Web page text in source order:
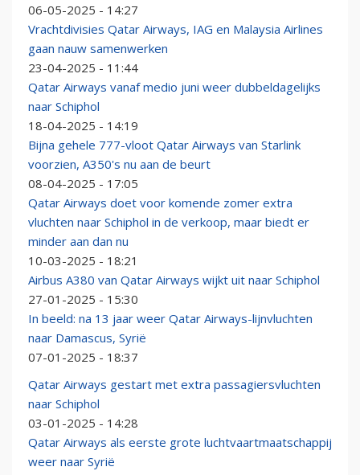
06-05-2025 - 14:27
Vrachtdivisies Qatar Airways, IAG en Malaysia Airlines
gaan nauw samenwerken
23-04-2025 - 11:44
Qatar Airways vanaf medio juni weer dubbeldagelijks
naar Schiphol
18-04-2025 - 14:19
Bijna gehele 777-vloot Qatar Airways van Starlink
voorzien, A350's nu aan de beurt
08-04-2025 - 17:05
Qatar Airways doet voor komende zomer extra
vluchten naar Schiphol in de verkoop, maar biedt er
minder aan dan nu
10-03-2025 - 18:21
Airbus A380 van Qatar Airways wijkt uit naar Schiphol
27-01-2025 - 15:30
In beeld: na 13 jaar weer Qatar Airways-lijnvluchten
naar Damascus, Syrië
07-01-2025 - 18:37
Qatar Airways gestart met extra passagiersvluchten
naar Schiphol
03-01-2025 - 14:28
Qatar Airways als eerste grote luchtvaartmaatschappij
weer naar Syrië